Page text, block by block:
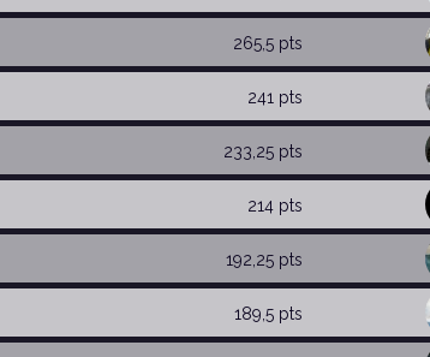
265,5 pts
241 pts
233,25 pts
214 pts
192,25 pts
189,5 pts